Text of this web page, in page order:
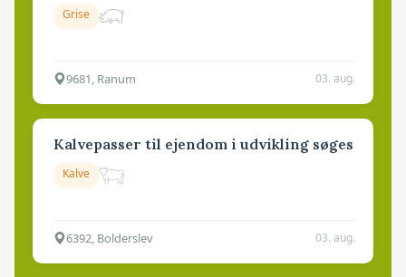
Grise
9681, Ranum 03. aug.
Kalvepasser til ejendom i udvikling søges
Kalve
6392, Bolderslev 03. aug.